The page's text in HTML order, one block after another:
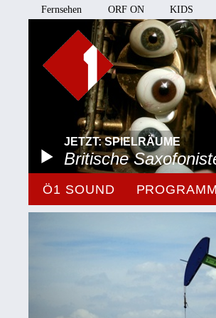
Fernsehen ORF ON KIDS
JETZT: SPIELRÄUME
Britische
Ö1 SOUND PROGRAMM